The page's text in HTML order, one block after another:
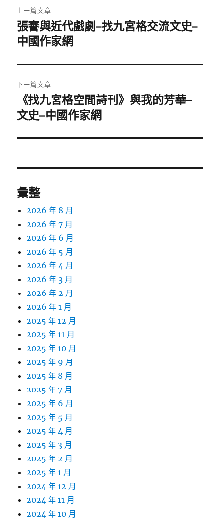
章
導
覽
上一篇文章
上
一
文
章:
張謇與近代戲劇–找九宮格交流文史–
中國作家網
下一篇文章
下
一
文
《找九宮格空間詩刊》與我的芳華–
文史–中國作家網
彙整
2026 年 8 月
2026 年 7 月
2026 年 6 月
2026 年 5 月
2026 年 4 月
2026 年 3 月
2026 年 2 月
2026 年 1 月
2025 年 12 月
2025 年 11 月
2025 年 10 月
2025 年 9 月
2025 年 8 月
2025 年 7 月
2025 年 6 月
2025 年 5 月
2025 年 4 月
2025 年 3 月
2025 年 2 月
2025 年 1 月
2024 年 12 月
2024 年 11 月
2024 年 10 月